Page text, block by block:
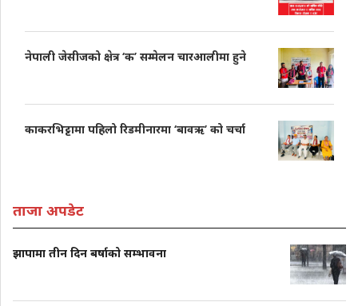
नेपाली जेसीजको क्षेत्र ‘क’ सम्मेलन चारआलीमा हुने
काकरभिट्टामा पहिलो रिडमीनारमा ‘बावऋ’ को चर्चा
ताजा अपडेट
झापामा तीन दिन बर्षाको सम्भावना